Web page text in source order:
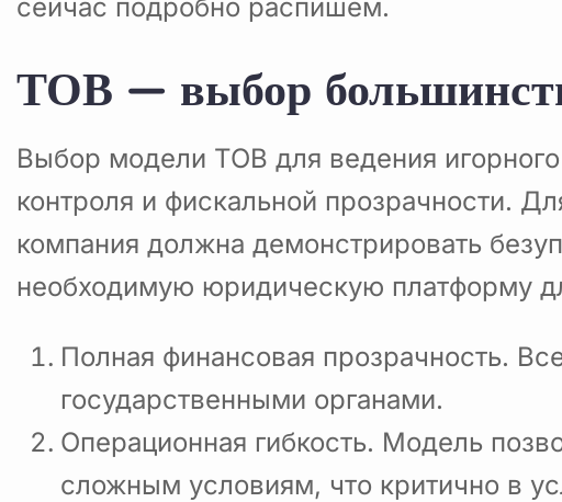
сейчас подробно распишем.
ТОВ — выбор
Выбор модели ТОВ для ведения
контроля и фискальной прозрачности.
компания должна демонстрировать
необходимую юридическую платформу
Полная финансовая прозрачность.
государственными органами.
Операционная гибкость. Модель
сложным условиям, что критично в